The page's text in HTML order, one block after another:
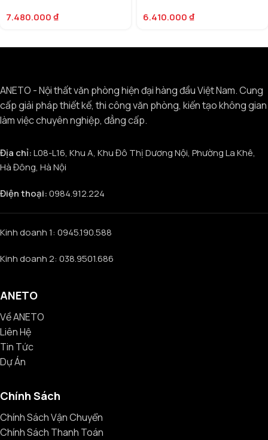
7.480.000₫
6.410.000₫
ANETO - Nội thất văn phòng hiện đại hàng đầu Việt Nam. Cung
cấp giải pháp thiết kế, thi công văn phòng, kiến tạo không gian
làm việc chuyên nghiệp, đẳng cấp.
Địa chỉ:L08-L16, Khu A, Khu Đô Thị Dương Nội, Phường La Khê,
Hà Đông, Hà Nội
Điện thoại:0984.912.224
Kinh doanh 1: 0945.190.588
Kinh doanh 2: 038.9501.686
ANETO
Về ANETO
Liên Hệ
Tin Tức
Dự Án
Chính Sách
Chính Sách Vận Chuyển
Chính Sách Thanh Toán